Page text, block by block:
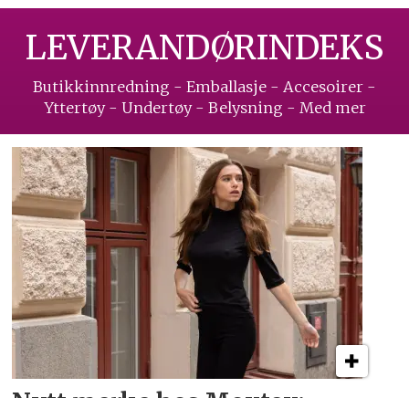
LEVERANDØRINDEKS
Butikkinnredning - Emballasje - Accesoirer -
Yttertøy - Undertøy - Belysning - Med mer